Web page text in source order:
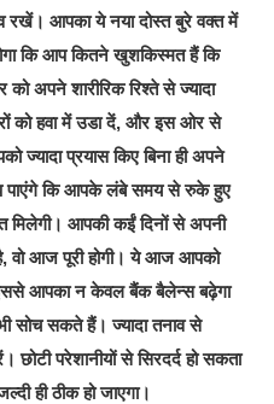
रखें। आपका ये नया दोस्त बुरे वक्त में
कि आप कितने खुशकिस्मत हैं कि
अपने शारीरिक रिश्ते से ज्यादा
को हवा में उडा दें, और इस ओर से
प्रयास किए बिना ही अपने
पाएंगे कि आपके लंबे समय से रुके हुए
मिलेगी। आपकी कईं दिनों से अपनी
है, वो आज पूरी होगी। ये आज आपको
आपका न केवल बैंक बैलेन्स बढ़ेगा
सोच सकते हैं। ज्यादा तनाव से
परेशानीयों से सिरदर्द हो सकता
ही ठीक हो जाएगा।